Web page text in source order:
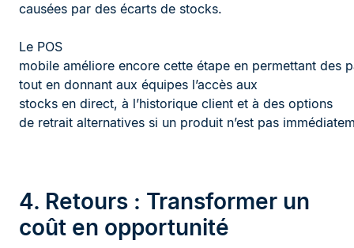
causées par des écarts de stocks.
Le POS
mobile améliore encore cette étape en permettant des
tout en donnant aux équipes l’accès aux
stocks en direct, à l’historique client et à des options
de retrait alternatives si un produit n’est pas
4. Retours : Transformer un
coût en opportunité